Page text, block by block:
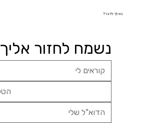
נשמח לחזור אליך
בא לך לדבר?